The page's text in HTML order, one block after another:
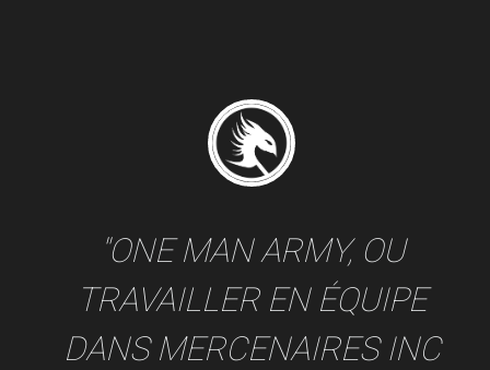
"ONE MAN ARMY, OU
TRAVAILLER EN ÉQUIPE
DANS MERCENAIRES INC